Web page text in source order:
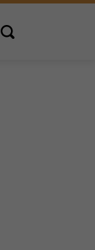
Open search